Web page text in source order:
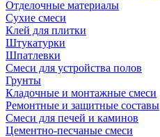
Отделочные материалы
Сухие смеси
Клей для плитки
Штукатурки
Шпатлевки
Смеси для устройства полов
Грунты
Кладочные и монтажные смеси
Ремонтные и защитные составы
Смеси для печей и каминов
Цементно-песчаные смеси